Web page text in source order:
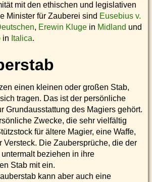
mit den ethischen und legislativen
Minister für Zauberei sind Eusebius v.
, Erewin Kluge in Midland und
in Italica.
einen kleinen oder großen Stab,
tragen. Das ist der persönliche
Grundausstattung des Magiers gehört.
Zwecke, die sehr vielfältig
für ältere Magier, eine Waffe,
Versteck. Die Zaubersprüche, die der
beziehen in ihre
Stab mit ein.
kann aber auch eine